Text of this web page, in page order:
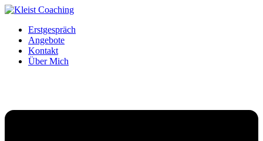
Erstgespräch
Angebote
Kontakt
Über Mich